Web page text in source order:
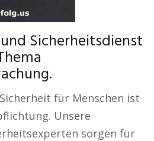
Sicherheitsdienst
für Menschen ist
Unsere
sorgen für